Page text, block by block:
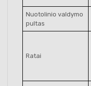
Nuotolinio valdymo
pultas
Ratai